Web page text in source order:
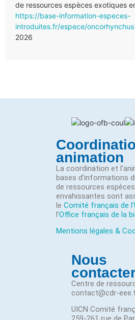
de ressources espèces exotiques
https://base-information-especes-
introduites.fr/espece/
2026
animation
La coordination et
bases d’informations
de ressources
envahissantes sont
le Comité français de
l’Office français de la
Mentions légales &
Nous
Centre de
contact@cdr-
UICN Comité